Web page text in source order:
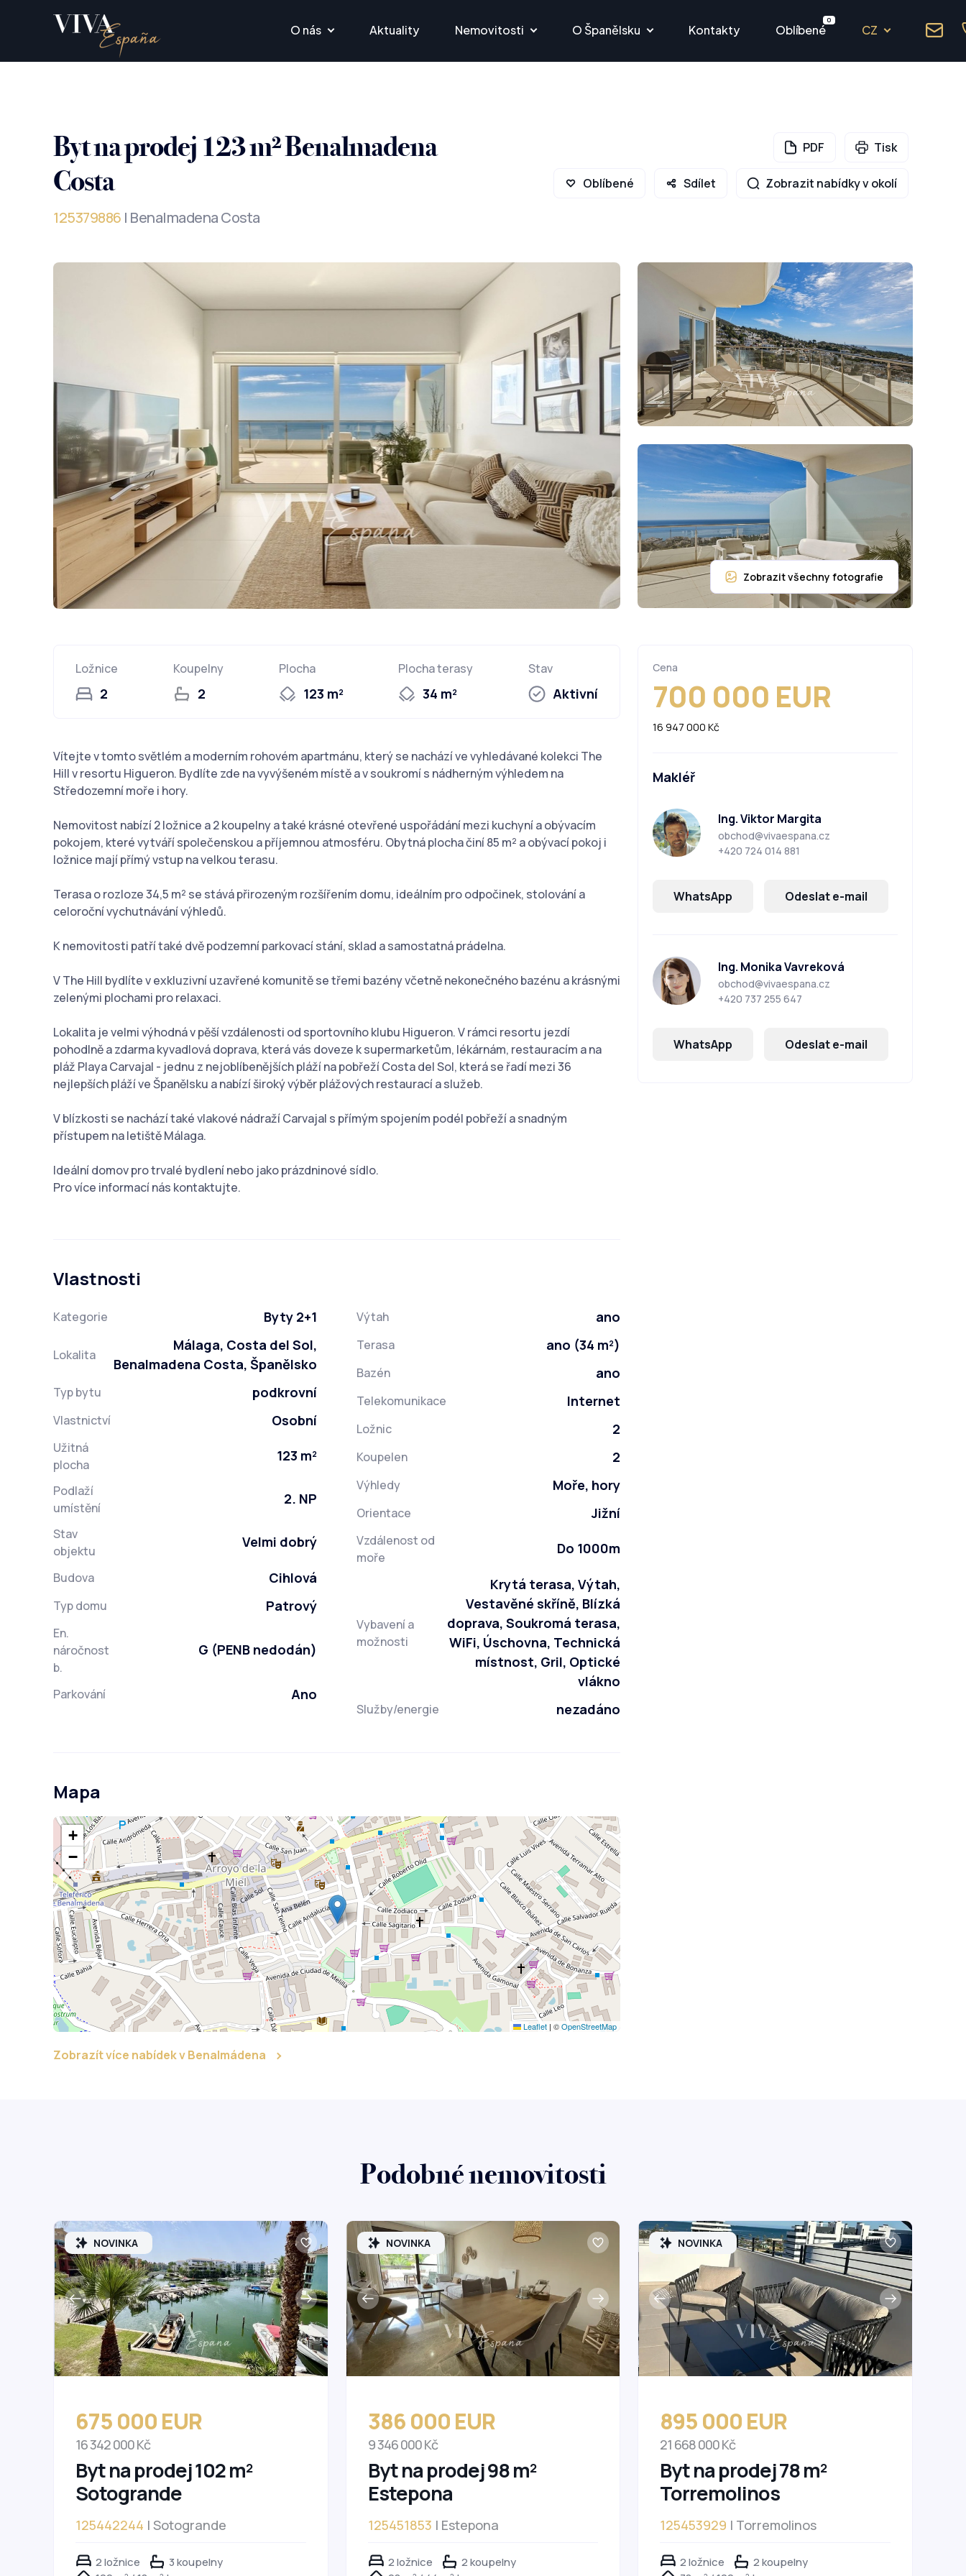
O nás Aktuality Nemovitosti O Španělsku Kontakty Oblíbené
0
CZ
Byt na prodej 123 m² Benalmadena
Costa
125379886 | Benalmadena Costa
PDF Tisk
Oblíbené Sdílet Zobrazit nabídky v okolí
Ložnice
2
Koupelny
2
Plocha
123 m²
Plocha terasy
34 m²
Stav
Aktivní
Vítejte v tomto světlém a moderním rohovém apartmánu, který se nachází ve vyhledávané kolekci The
Hill v resortu Higueron. Bydlíte zde na vyvýšeném místě a v soukromí s nádherným výhledem na
Středozemní moře i hory.
Nemovitost nabízí 2 ložnice a 2 koupelny a také krásné otevřené uspořádání mezi kuchyní a obývacím
pokojem, které vytváří společenskou a příjemnou atmosféru. Obytná plocha činí 85 m² a obývací pokoj i
ložnice mají přímý vstup na velkou terasu.
Terasa o rozloze 34,5 m² se stává přirozeným rozšířením domu, ideálním pro odpočinek, stolování a
celoroční vychutnávání výhledů.
K nemovitosti patří také dvě podzemní parkovací stání, sklad a samostatná prádelna.
V The Hill bydlíte v exkluzivní uzavřené komunitě se třemi bazény včetně nekonečného bazénu a krásnými
zelenými plochami pro relaxaci.
Lokalita je velmi výhodná v pěší vzdálenosti od sportovního klubu Higueron. V rámci resortu jezdí
pohodlně a zdarma kyvadlová doprava, která vás doveze k supermarketům, lékárnám, restauracím a na
pláž Playa Carvajal - jednu z nejoblíbenějších pláží na pobřeží Costa del Sol, která se řadí mezi 36
nejlepších pláží ve Španělsku a nabízí široký výběr plážových restaurací a služeb.
V blízkosti se nachází také vlakové nádraží Carvajal s přímým spojením podél pobřeží a snadným
přístupem na letiště Málaga.
Ideální domov pro trvalé bydlení nebo jako prázdninové sídlo.
Pro více informací nás kontaktujte.
Vlastnosti
Kategorie Byty 2+1
Lokalita
Málaga, Costa del Sol,
Benalmadena Costa, Španělsko
Typ bytu podkrovní
Vlastnictví Osobní
Užitná
plocha
123 m²
Podlaží
umístění
2. NP
Stav
objektu
Velmi dobrý
Budova Cihlová
Typ domu Patrový
En.
náročnost
b.
G (PENB nedodán)
Parkování Ano
Výtah ano
Terasa ano (34 m²)
Bazén ano
Telekomunikace Internet
Ložnic 2
Koupelen 2
Výhledy Moře, hory
Orientace Jižní
Vzdálenost od
moře
Do 1000m
Vybavení a
možnosti
Krytá terasa, Výtah,
Vestavěné skříně, Blízká
doprava, Soukromá terasa,
WiFi, Úschovna, Technická
místnost, Gril, Optické
vlákno
Služby/energie nezadáno
Mapa
+
−
Leaflet | ©OpenStreetMap
Zobrazít více nabídek v Benalmádena
Cena
700 000 EUR
16 947 000 Kč
Makléř
Ing. Viktor Margita
obchod@vivaespana.cz
+420 724 014 881
WhatsApp Odeslat e-mail
Ing. Monika Vavreková
obchod@vivaespana.cz
+420 737 255 647
WhatsApp Odeslat e-mail
Podobné nemovitosti
NOVINKA
675 000 EUR
16 342 000 Kč
Byt na prodej 102 m²
Sotogrande
125442244 | Sotogrande
2 ložnice
3 koupelny
NOVINKA
386 000 EUR
9 346 000 Kč
Byt na prodej 98 m²
Estepona
125451853 | Estepona
2 ložnice
2 koupelny
NOVINKA
895 000 EUR
21 668 000 Kč
Byt na prodej 78 m²
Torremolinos
125453929 | Torremolinos
2 ložnice
2 koupelny